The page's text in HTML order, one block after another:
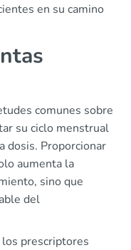
en su camino
comunes sobre
su ciclo menstrual
dosis. Proporcionar
aumenta la
sino que
del
prescriptores